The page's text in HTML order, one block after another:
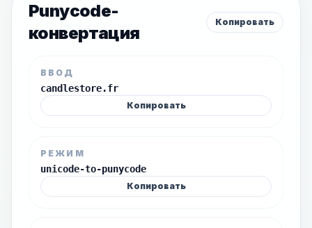
Punycode-
конвертация
Копировать
ВВОД
candlestore.fr
Копировать
РЕЖИМ
unicode-to-punycode
Копировать